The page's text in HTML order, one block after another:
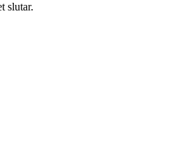
slutar.